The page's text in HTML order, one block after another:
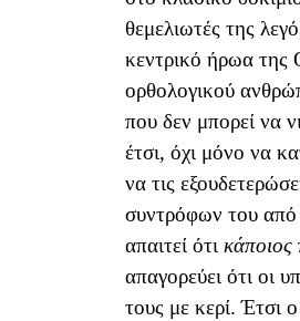
θεμελιωτές της
κεντρικό ήρωα της
ορθολογικού
που δεν μπορεί να
έτσι, όχι μόνο να
να τις
συντρόφων του από
απαιτεί ότι κάποιος
απαγορεύει ότι οι
τους με κερί. Έτσι